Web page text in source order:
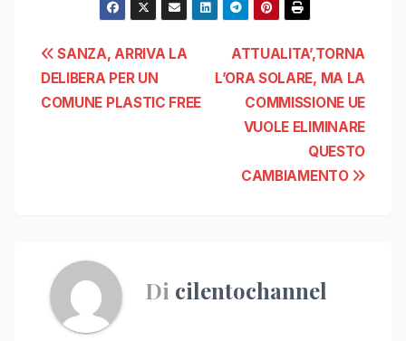
Navigazione
articoli
ATTUALITA’,TORNA
L’ORA SOLARE, MA LA
COMMISSIONE UE
VUOLE ELIMINARE
QUESTO
CAMBIAMENTO
SANZA, ARRIVA LA
DELIBERA PER UN
COMUNE PLASTIC FREE
Di cilentochannel